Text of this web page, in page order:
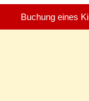
Buchung eines